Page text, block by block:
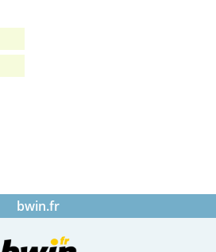
bwin.fr